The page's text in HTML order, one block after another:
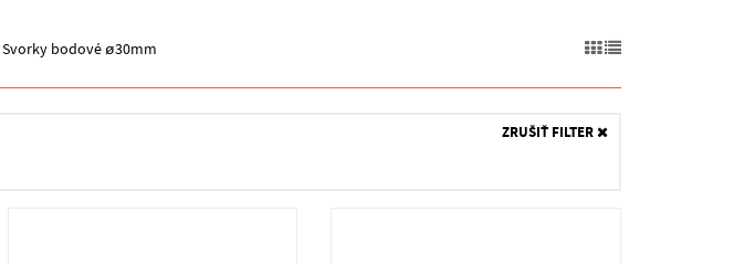
Svorky bodové ø30mm
ZRUŠIŤ FILTER